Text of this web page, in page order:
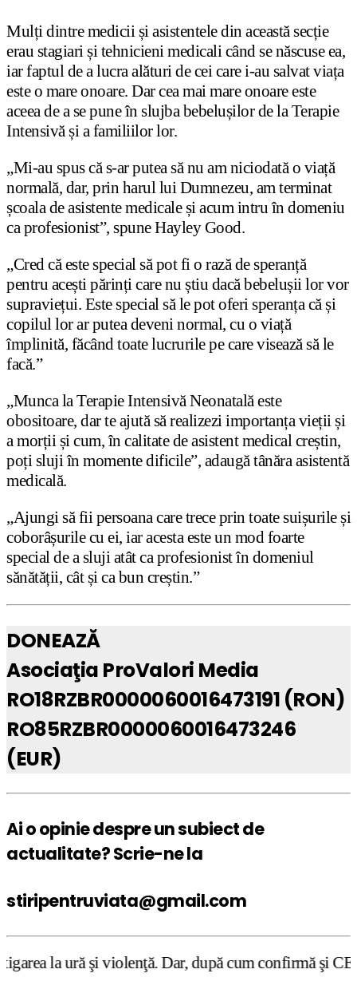
Mulți dintre medicii și asistentele din această secție
erau stagiari și tehnicieni medicali când se născuse ea,
iar faptul de a lucra alături de cei care i-au salvat viața
este o mare onoare. Dar cea mai mare onoare este
aceea de a se pune în slujba bebelușilor de la Terapie
Intensivă și a familiilor lor.
„Mi-au spus că s-ar putea să nu am niciodată o viață
normală, dar, prin harul lui Dumnezeu, am terminat
școala de asistente medicale și acum intru în domeniu
ca profesionist”, spune Hayley Good.
„Cred că este special să pot fi o rază de speranță
pentru acești părinți care nu știu dacă bebelușii lor vor
supraviețui. Este special să le pot oferi speranța că și
copilul lor ar putea deveni normal, cu o viață
împlinită, făcând toate lucrurile pe care visează să le
facă.”
„Munca la Terapie Intensivă Neonatală este
obositoare, dar te ajută să realizezi importanța vieții și
a morții și cum, în calitate de asistent medical creștin,
poți sluji în momente dificile”, adaugă tânăra asistentă
medicală.
„Ajungi să fii persoana care trece prin toate suișurile și
coborâșurile cu ei, iar acesta este un mod foarte
special de a sluji atât ca profesionist în domeniul
sănătății, cât și ca bun creștin.”
DONEAZĂ
Asociaţia ProValori Media
RO18RZBR0000060016473191 (RON)
RO85RZBR0000060016473246
(EUR)
Ai o opinie despre un subiect de
actualitate? Scrie-ne la
stiripentruviata@gmail.com
Dar, după cum confirmă şi CEDO în cazul